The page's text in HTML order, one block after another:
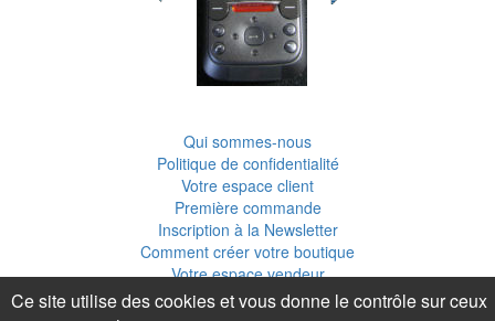
Qui sommes-nous
Politique de confidentialité
Votre espace client
Première commande
Inscription à la Newsletter
Comment créer votre boutique
Votre espace vendeur
Publier une fiche créative
Ce site utilise des cookies et vous donne le contrôle sur ceux